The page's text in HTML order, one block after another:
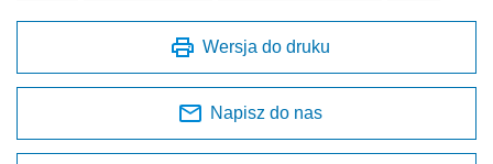
Wersja do druku
Napisz do nas